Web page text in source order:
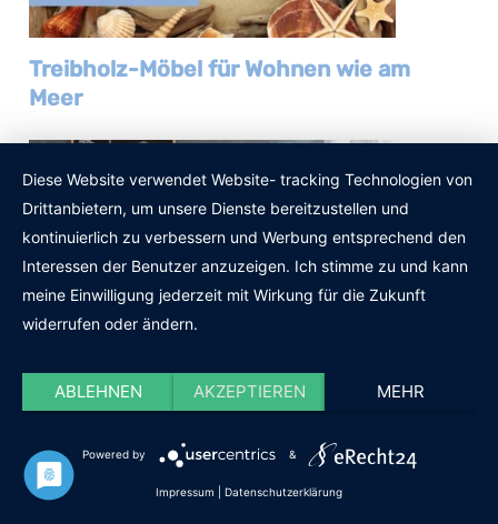
Treibholz-Möbel für Wohnen wie am
Meer
Maritimes Wohnzimmer einrichten: Deko,
Möbel und Tipps
Diese Website verwendet Website- tracking Technologien von
Drittanbietern, um unsere Dienste bereitzustellen und
kontinuierlich zu verbessern und Werbung entsprechend den
Interessen der Benutzer anzuzeigen. Ich stimme zu und kann
meine Einwilligung jederzeit mit Wirkung für die Zukunft
widerrufen oder ändern.
ABLEHNEN AKZEPTIEREN MEHR
Powered by &
Impressum Datenschutzerklärung